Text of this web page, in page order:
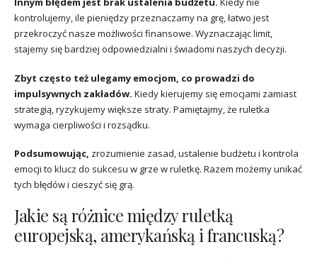
kontrolujemy, ile pieniędzy przeznaczamy na grę, łatwo jest
przekroczyć nasze możliwości finansowe. Wyznaczając limit,
stajemy się bardziej odpowiedzialni i świadomi naszych decyzji.
Zbyt często też ulegamy emocjom, co prowadzi do
impulsywnych zakładów. Kiedy kierujemy się emocjami zamiast
strategią, ryzykujemy większe straty. Pamiętajmy, że ruletka
wymaga cierpliwości i rozsądku.
Podsumowując, zrozumienie zasad, ustalenie budżetu i kontrola
emocji to klucz do sukcesu w grze w ruletkę. Razem możemy unikać
tych błędów i cieszyć się grą.
Jakie są różnice między ruletką
europejską, amerykańską i francuską?